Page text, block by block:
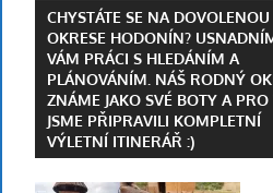
po
Jihomoravském
Zlínském
kraji
|
kalendář
CHYSTÁTE SE NA
OKRESE HODONÍN?
VÁM PRÁCI S HLEDÁNÍM A
PLÁNOVÁNÍM. NÁŠ RODNÝ
ZNÁME JAKO SVÉ BOTY A PRO
JSME PŘIPRAVILI KOMPLETNÍ
VÝLETNÍ ITINERÁŘ :)